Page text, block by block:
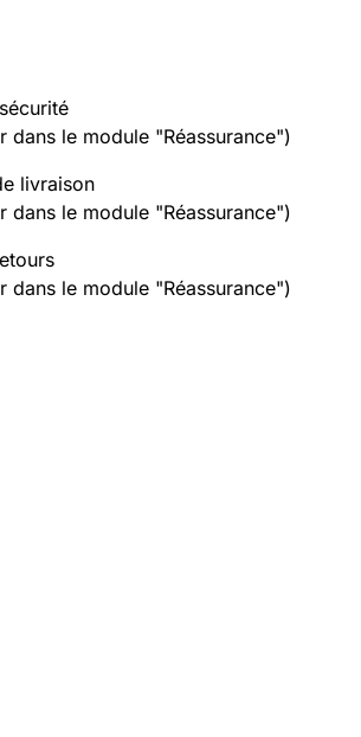
dans le module "Réassurance")
livraison
dans le module "Réassurance")
dans le module "Réassurance")